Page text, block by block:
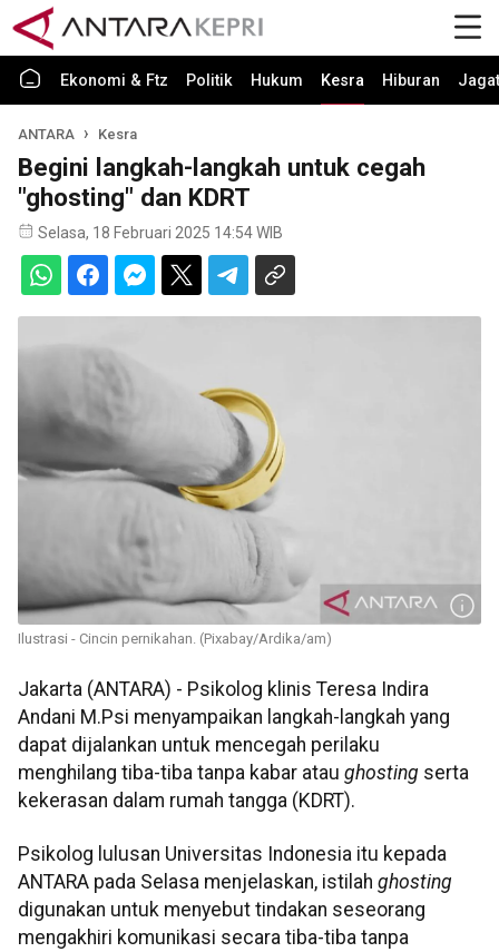
Ekonomi & Ftz Politik Hukum Kesra Hiburan Jagat
ANTARA Kesra
Begini langkah-langkah untuk cegah
"ghosting" dan KDRT
Selasa, 18 Februari 2025 14:54 WIB
Ilustrasi - Cincin pernikahan. (Pixabay/Ardika/am)
Jakarta (ANTARA) - Psikolog klinis Teresa Indira
Andani M.Psi menyampaikan langkah-langkah yang
dapat dijalankan untuk mencegah perilaku
menghilang tiba-tiba tanpa kabar atau ghosting serta
kekerasan dalam rumah tangga (KDRT).
Psikolog lulusan Universitas Indonesia itu kepada
ANTARA pada Selasa menjelaskan, istilah ghosting
digunakan untuk menyebut tindakan seseorang
mengakhiri komunikasi secara tiba-tiba tanpa